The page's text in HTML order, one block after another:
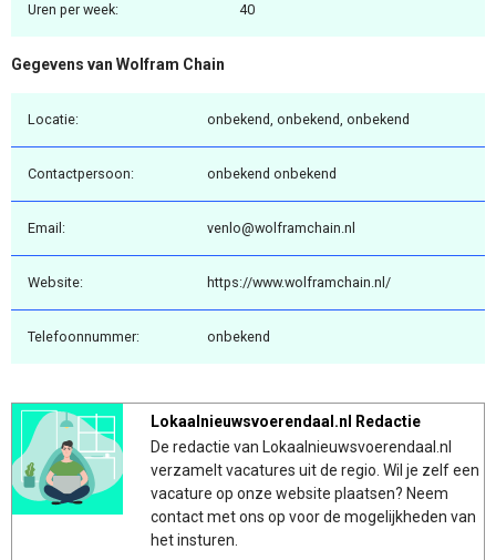
Uren per week: 40
Gegevens van Wolfram Chain
Locatie: onbekend, onbekend, onbekend
Contactpersoon: onbekend onbekend
Email: venlo@wolframchain.nl
Website: https://www.wolframchain.nl/
Telefoonnummer: onbekend
Lokaalnieuwsvoerendaal.nl Redactie
De redactie van Lokaalnieuwsvoerendaal.nl
verzamelt vacatures uit de regio. Wil je zelf een
vacature op onze website plaatsen? Neem
contact met ons op voor de mogelijkheden van
het insturen.